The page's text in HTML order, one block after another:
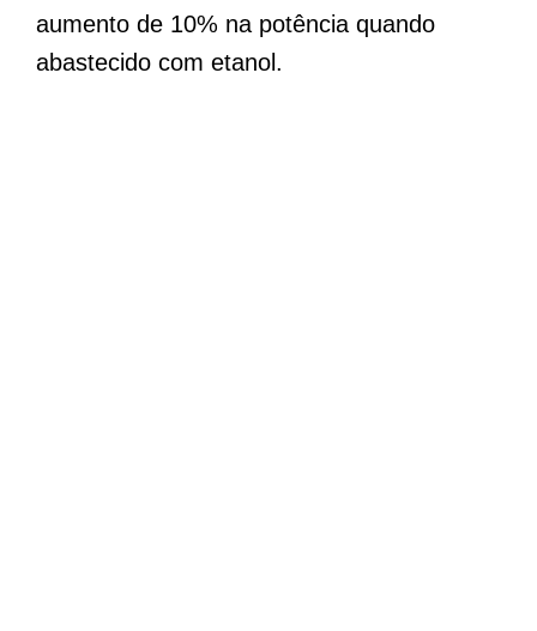
aumento de 10% na potência quando
abastecido com etanol.